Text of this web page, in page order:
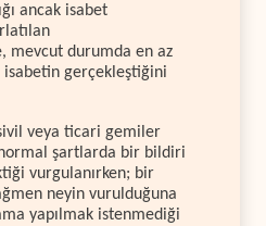
ancak isabet
mevcut durumda en az
isabetin gerçekleştiğini
veya ticari gemiler
şartlarda bir bildiri
vurgulanırken; bir
neyin vurulduğuna
yapılmak istenmediği